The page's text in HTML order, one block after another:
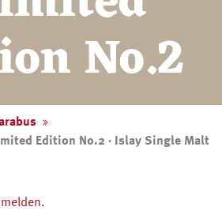
No.2
Edition No.2 · Islay Single Malt